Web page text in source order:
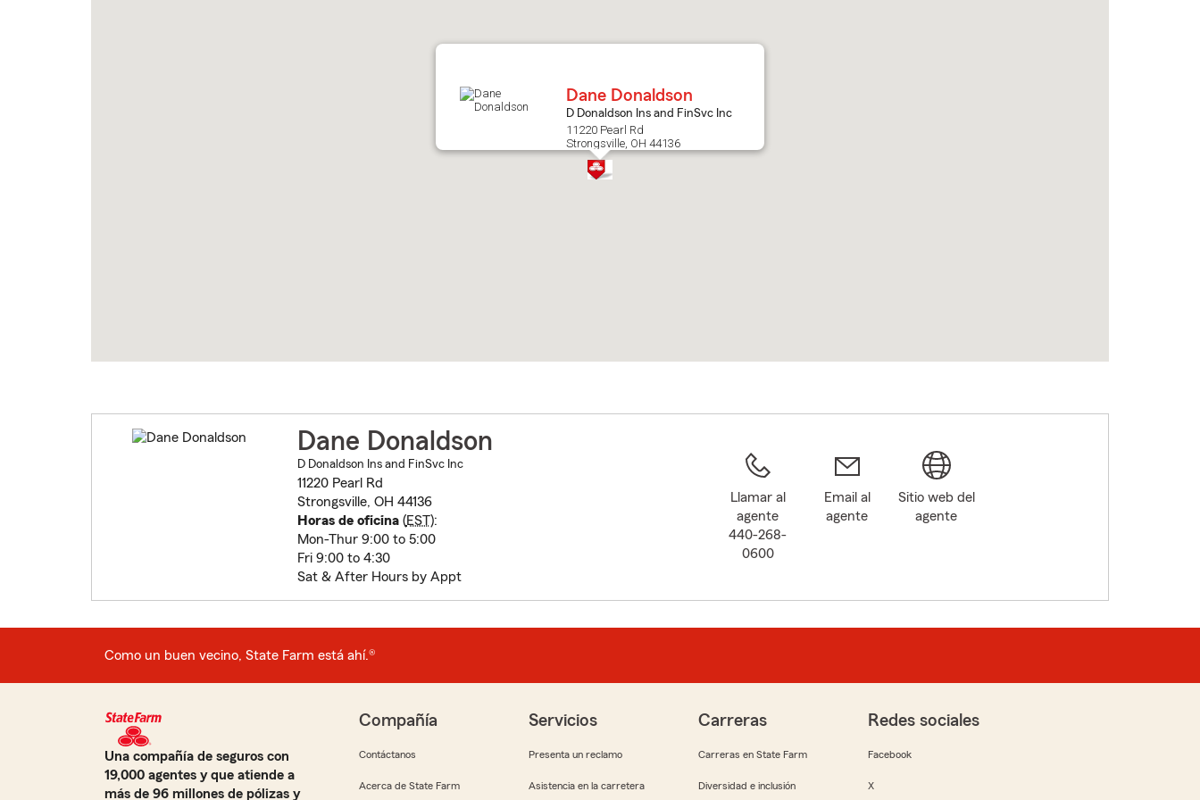
Dane Donaldson
D Donaldson Ins and FinSvc Inc
11220 Pearl Rd
Strongsville, OH 44136
Dane Donaldson
D Donaldson Ins and FinSvc Inc
11220 Pearl Rd
Strongsville, OH 44136
Horas de oficina(EST):
Mon-Thur 9:00 to 5:00
Fri 9:00 to 4:30
Sat & After Hours by Appt
Llamar al
agente
440-268-
0600
Email al
agente
Sitio web del
agente
Como un buen vecino, State Farm está ahí.®
Una compañía de seguros con
19,000 agentes y que atiende a
más de 96 millones de pólizas y
Compañía
Contáctanos
Acerca de State Farm
Servicios
Presenta un reclamo
Asistencia en la carretera
Carreras
Carreras en State Farm
Diversidad e inclusión
Redes sociales
Facebook
X